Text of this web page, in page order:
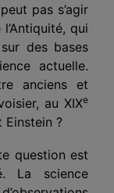
pas s’agir
qui
des bases
actuelle.
anciens et
au XIXe
Einstein ?
question est
La science